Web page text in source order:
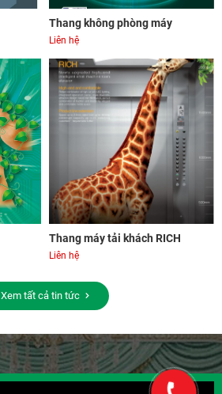
Thang không phòng máy
Liên hệ
Thang máy tải khách RICH
Liên hệ
Xem tất cả tin tức